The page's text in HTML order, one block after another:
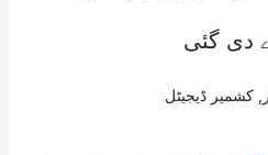
دی گئی
کشمیر ڈیجیٹل